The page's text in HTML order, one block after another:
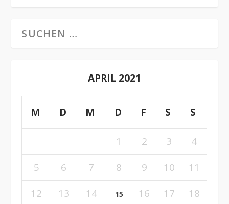
APRIL 2021
M D M D F S S
1 2 3
4
5
6 7 8 9 10
11
12
13 14 15 16 17 18